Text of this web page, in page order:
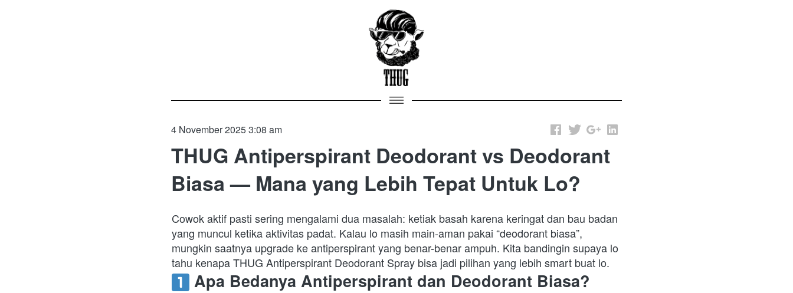
4 November 2025 3:08 am
THUG Antiperspirant Deodorant vs Deodorant
Biasa — Mana yang Lebih Tepat Untuk Lo?
Cowok aktif pasti sering mengalami dua masalah: ketiak basah karena keringat dan bau badan
yang muncul ketika aktivitas padat. Kalau lo masih main-aman pakai “deodorant biasa”,
mungkin saatnya upgrade ke antiperspirant yang benar-benar ampuh. Kita bandingin supaya lo
tahu kenapa THUG Antiperspirant Deodorant Spray bisa jadi pilihan yang lebih smart buat lo.
Apa Bedanya Antiperspirant dan Deodorant Biasa?